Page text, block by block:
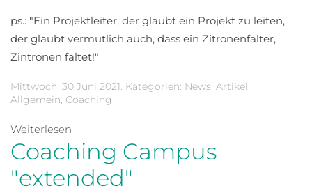
ps.: "Ein Projektleiter, der glaubt ein Projekt zu leiten,
der glaubt vermutlich auch, dass ein Zitronenfalter,
Zintronen faltet!"
Mittwoch, 30 Juni 2021. Kategorien: News, Artikel,
Allgemein, Coaching
Weiterlesen
Coaching Campus
"extended"